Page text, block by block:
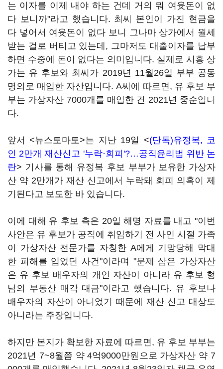
는 이자를 이제 내야 하는 건데 거의 뭐 여윳돈이 없
다 보니까"라고 했습니다. 최씨 본인이 가진 현금을
다 넣어서 여윳돈이 없다 보니 그나마 상가에서 월세
받는 걸로 버티고 있는데, 그마저도 대출이자를 납부
하면 수중에 돈이 없다는 의미입니다. 실제로 시흥 상
가는 유 후보와 최씨가 2019년 11월26일 부부 공동
명의로 매입한 자산입니다. A씨에 따르면, 유 후보 부
부는 가상자산 7000개를 매입한 건 2021년 중순입니
다.
앞서 <뉴스토마토>는 지난 19일 <(단독)유정복, 코
인 2만개 재산신고 '누락·회피'?…공직윤리법 위반 논
란> 기사를 통해 유정복 후보 부부가 보유한 가상자
산 약 2만개가 재산 신고에서 누락돼 회피 의혹이 제
기된다고 보도한 바 있습니다.
이에 대해 유 후보 측은 20일 해명 자료를 내고 "이번
사안은 유 후보가 공직에 취임하기 전 사인 시절 가족
이 가상자산 전문가를 자칭한 A에게 기망당해 막대
한 피해를 입었던 사건"이라며 "문제 삼은 가상자산
은 유 후보 배우자의 개인 자산이 아니라 유 후보 형
님의 부동산 매각 대금"이라고 했습니다. 유 후보나
배우자의 자산이 아니었기 때문에 재산 신고 대상도
아니라는 주장입니다.
하지만 본지가 확보한 자료에 따르면, 유 후보 부부는
2021년 7~8월쯤 약 4억9000만원으로 가상자산 약 7